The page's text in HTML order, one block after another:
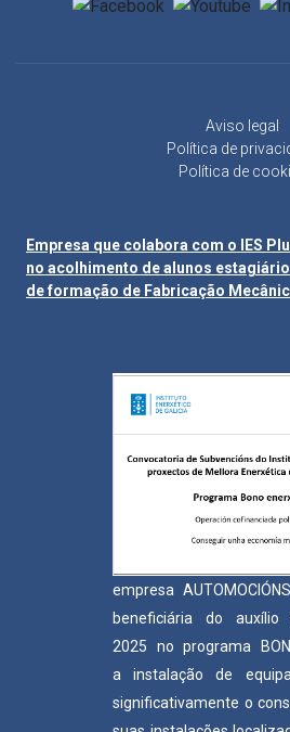
Aviso legal
Política de
Política de
Empresa que colabora com o IES
no acolhimento de alunos
de formação de Fabricação
empresa
beneficiária do auxílio
2025 no programa
a instalação de
significativamente o